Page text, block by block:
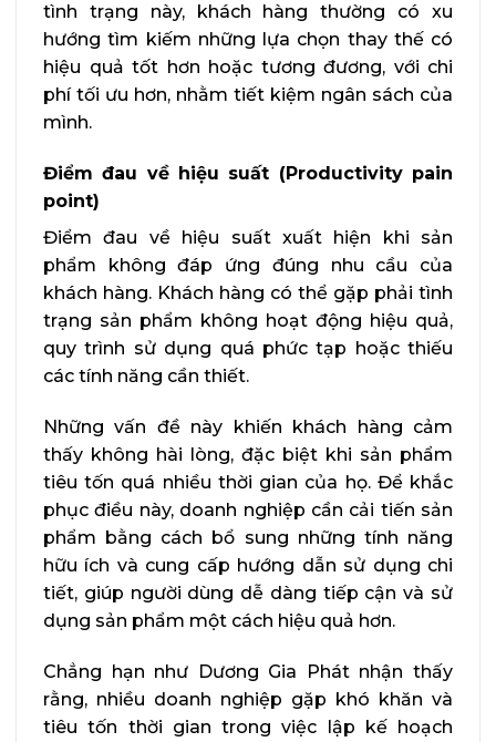
tình trạng này, khách hàng thường có xu
hướng tìm kiếm những lựa chọn thay thế có
hiệu quả tốt hơn hoặc tương đương, với chi
phí tối ưu hơn, nhằm tiết kiệm ngân sách của
mình.
Điểm đau về hiệu suất (Productivity pain
point)
Điểm đau về hiệu suất xuất hiện khi sản
phẩm không đáp ứng đúng nhu cầu của
khách hàng. Khách hàng có thể gặp phải tình
trạng sản phẩm không hoạt động hiệu quả,
quy trình sử dụng quá phức tạp hoặc thiếu
các tính năng cần thiết.
Những vấn đề này khiến khách hàng cảm
thấy không hài lòng, đặc biệt khi sản phẩm
tiêu tốn quá nhiều thời gian của họ. Để khắc
phục điều này, doanh nghiệp cần cải tiến sản
phẩm bằng cách bổ sung những tính năng
hữu ích và cung cấp hướng dẫn sử dụng chi
tiết, giúp người dùng dễ dàng tiếp cận và sử
dụng sản phẩm một cách hiệu quả hơn.
Chẳng hạn như Dương Gia Phát nhận thấy
rằng, nhiều doanh nghiệp gặp khó khăn và
tiêu tốn thời gian trong việc lập kế hoạch